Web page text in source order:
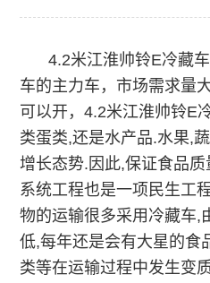
4.2米江淮帅铃E冷藏
车的主力车，市场需求量
可以开，4.2米江淮帅铃E
类蛋类,还是水产品.水果,
增长态势.因此,保证食品
系统工程也是一项民生工
物的运输很多采用冷藏车,
低,每年还是会有大星的食
类等在运输过程中发生变